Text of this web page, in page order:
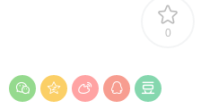
0